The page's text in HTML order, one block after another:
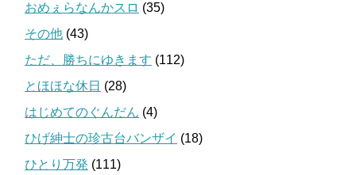
おめぇらなんかスロ (35)
その他 (43)
ただ、勝ちにゆきます (112)
とほほな休日 (28)
はじめてのぐんだん (4)
ひげ紳士の珍古台バンザイ (18)
ひとり万発 (111)